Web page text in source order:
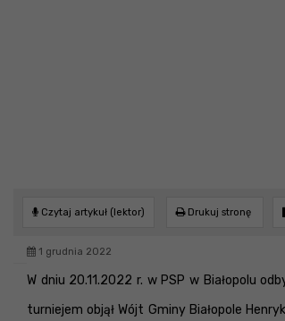
Czytaj artykuł (lektor) Drukuj stronę
1 grudnia 2022
W dniu 20.11.2022 r. w PSP w Białopolu
turniejem objął Wójt Gminy Białopole